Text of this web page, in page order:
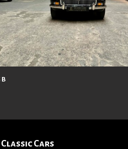
B
Classic Cars